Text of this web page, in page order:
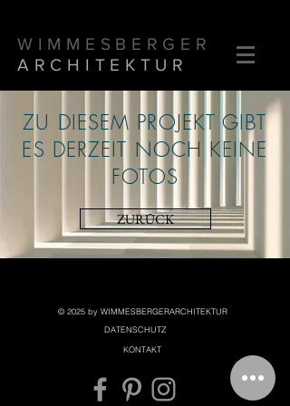
WIMMESBERGER
ARCHITEKTUR
ZU DIESEM PROJEKT GIBT
ES DERZEIT NOCH KEINE
FOTOS
ZURÜCK
© 2025 by WIMMESBERGERARCHITEKTUR
DATENSCHUTZ
KONTAKT